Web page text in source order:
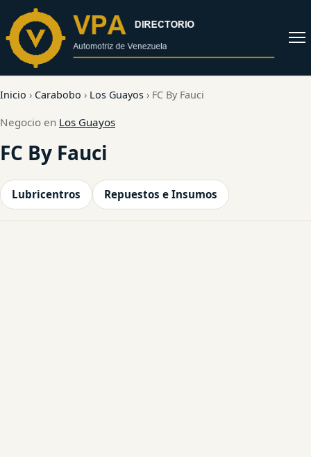
contenido
Abrir
Inicio › Carabobo › Los Guayos › FC By Fauci
Negocio en Los Guayos
FC By Fauci
Lubricentros Repuestos e Insumos